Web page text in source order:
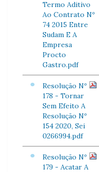
Termo Aditivo
Ao Contrato Nº
74 2015 Entre
Sudam E A
Empresa
Procto
Gastro.pdf
Resolução Nº
178 - Tornar
Sem Efeito A
Resolução Nº
154 2020, Sei
0266994.pdf
Resolução Nº
179 - Acatar A